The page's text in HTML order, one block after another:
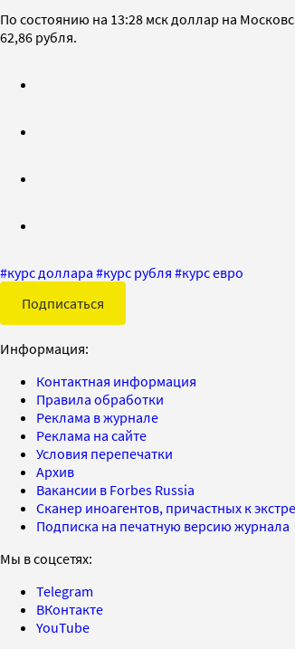
По состоянию на 13:28 мск доллар на
62,86 рубля.
#курс доллара #курс рубля #курс евро
Подписаться
Информация:
Контактная информация
Правила обработки
Реклама в журнале
Реклама на сайте
Условия перепечатки
Архив
Вакансии в Forbes Russia
Сканер иноагентов, причастных к
Подписка на печатную версию журнала
Мы в соцсетях:
Telegram
ВКонтакте
YouTube